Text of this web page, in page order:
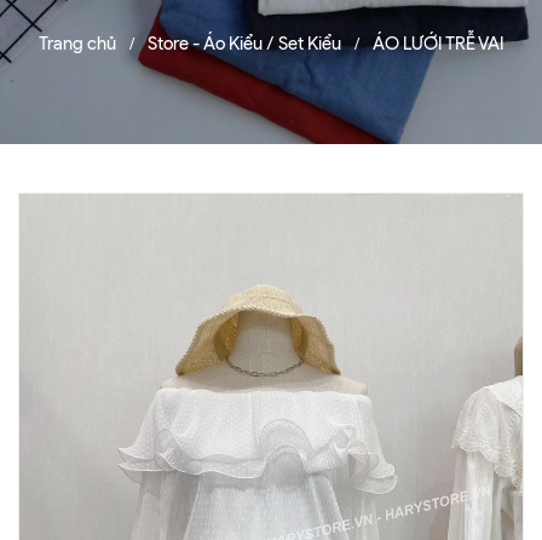
Trang chủ / Store - Áo Kiểu / Set Kiểu / ÁO LƯỚI TRỄ VAI